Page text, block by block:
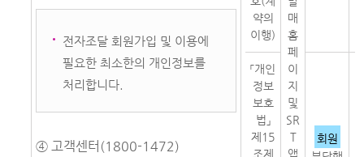
전자조달 회원가입 및 이용에
필요한 최소한의 개인정보를
처리합니다.
④ 고객센터(1800-1472)
매
홈
페
이
지
및
SR
T
앱
약의
이행)
「개인
정보
보호
법」
제15
조제
회원